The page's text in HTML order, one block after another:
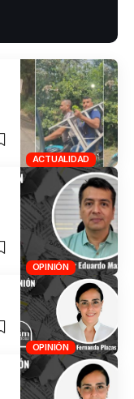
ACTUALIDAD
OPINIÓN
OPINIÓN